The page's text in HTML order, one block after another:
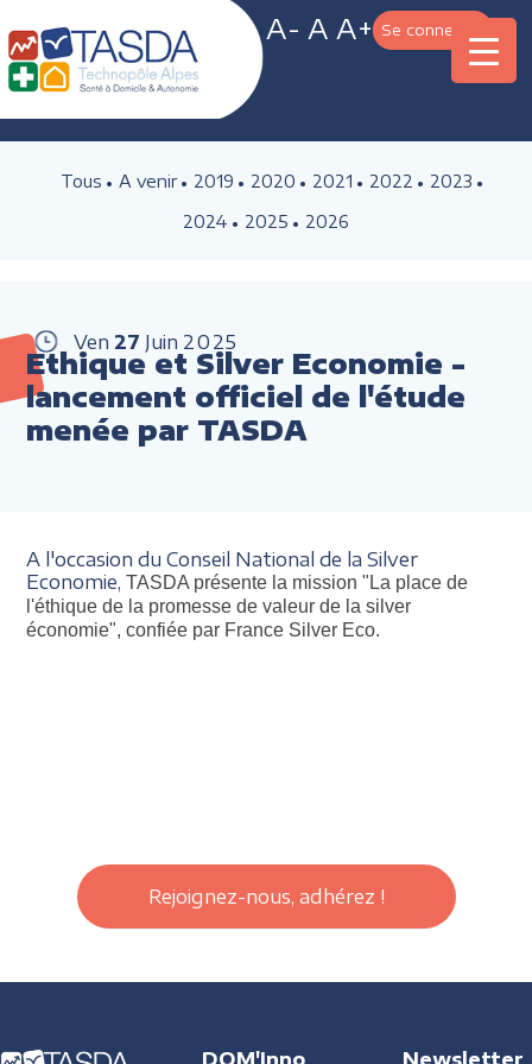
A- A A+ Se connecter
Tous A venir 2019 2020 2021 2022
2023
2024
2025 2026
Ven 27 Juin 2025
Ethique et Silver Economie -
lancement officiel de l'étude
menée par TASDA
A l'occasion du Conseil National de la Silver
Economie,TASDA présente la mission "La place de
l'éthique de la promesse de valeur de la silver
économie", confiée par France Silver Eco.
Rejoignez-nous, adhérez !
DOM'Inno Newsletter